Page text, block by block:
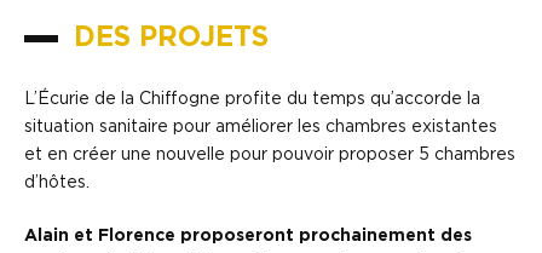
DES PROJETS
L’Écurie de la Chiffogne profite du temps qu’accorde la
situation sanitaire pour améliorer les chambres existantes
et en créer une nouvelle pour pouvoir proposer 5 chambres
d’hôtes.
Alain et Florence proposeront prochainement des